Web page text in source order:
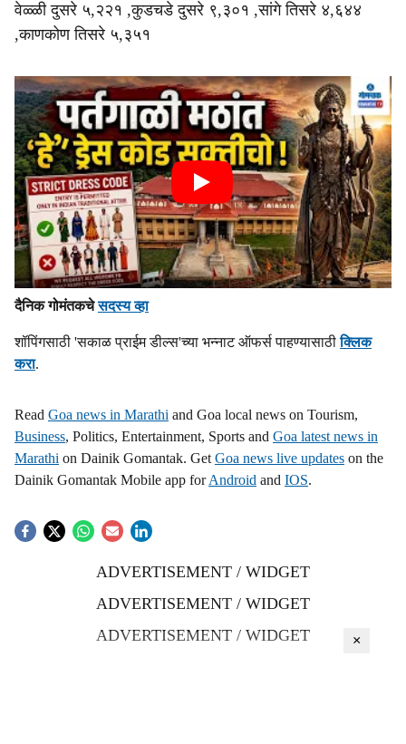
वेळ्ळी दुसरे ५,२२१ ,कुडचडे दुसरे ९,३०१ ,सांगे तिसरे ४,६४४
,काणकोण तिसरे ५,३५१
दैनिक गोमंतकचेसदस्य व्हा
शॉपिंगसाठी 'सकाळ प्राईम डील्स'च्या भन्नाट ऑफर्स पाहण्यासाठीक्लिक
करा.
Read Goa news in Marathi and Goa local news on Tourism,
Business, Politics, Entertainment, Sports and Goa latest news in
Marathi on Dainik Gomantak. Get Goa news live updates on the
Dainik Gomantak Mobile app forAndroid and IOS.
ADVERTISEMENT / WIDGET
ADVERTISEMENT / WIDGET
ADVERTISEMENT / WIDGET
×